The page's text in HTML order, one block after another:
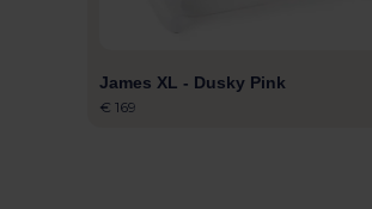
James XL - Dusky Pink
€ 169